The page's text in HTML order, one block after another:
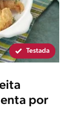
Testada
por